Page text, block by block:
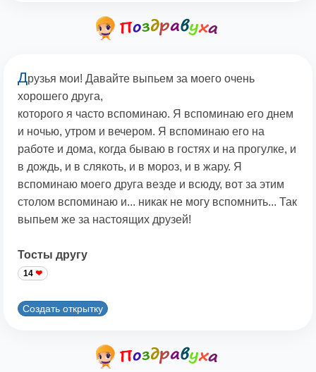
Друзья мои! Давайте выпьем за моего очень
хорошего друга,
которого я часто вспоминаю. Я вспоминаю его днем
и ночью, утром и вечером. Я вспоминаю его на
работе и дома, когда бываю в гостях и на прогулке, и
в дождь, и в слякоть, и в мороз, и в жару. Я
вспоминаю моего друга везде и всюду, вот за этим
столом вспоминаю и... никак не могу вспомнить... Так
выпьем же за настоящих друзей!
Тосты другу
14
Создать открытку